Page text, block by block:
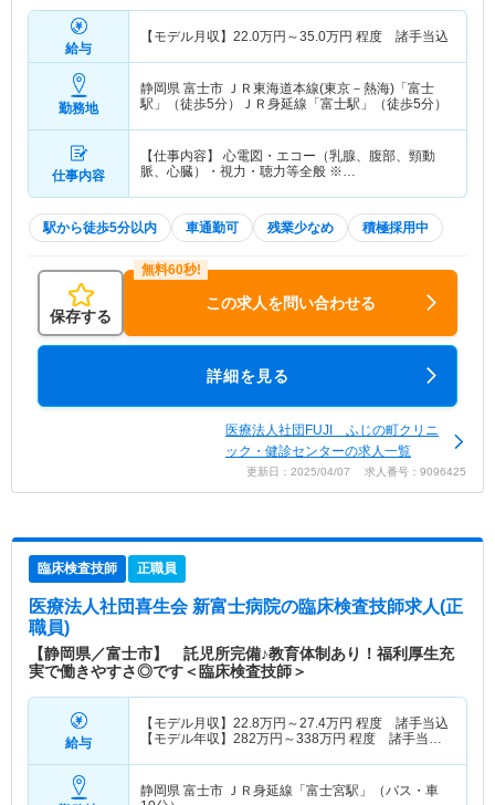
給与
【モデル月収】 22.0万円～35.0万円 程度 諸手当込
勤務地
静岡県 富士市 ＪＲ東海道本線(東京－熱海)「富士
駅」（徒歩5分）ＪＲ身延線「富士駅」（徒歩5分）
仕事内容
【仕事内容】 心電図・エコー（乳腺、腹部、頸動
脈、心臓）・視力・聴力等全般 ※…
駅から徒歩5分以内 車通勤可 残業少なめ 積極採用中
保存する
この求人を問い合わせる
詳細を見る
医療法人社団FUJI ふじの町クリニ
ック・健診センターの求人一覧
更新日：2025/04/07 求人番号：9096425
臨床検査技師 正職員
医療法人社団喜生会 新富士病院の臨床検査技師求人(正
職員)
【静岡県／富士市】 託児所完備♪教育体制あり！福利厚生充
実で働きやすさ◎です＜臨床検査技師＞
給与
【モデル月収】 22.8万円～27.4万円 程度 諸手当込
【モデル年収】 282万円～338万円 程度 諸手当・
静岡県 富士市 ＪＲ身延線「富士宮駅」（バス・車